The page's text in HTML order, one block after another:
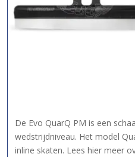
De Evo QuarQ PM is een
wedstrijdniveau. Het model
inline skaten. Lees hier meer